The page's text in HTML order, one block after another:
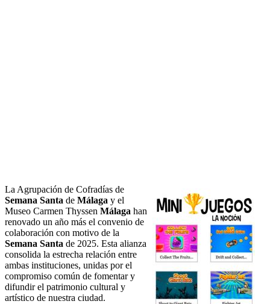
La Agrupación de Cofradías de
Semana Santa de Málaga y el
Museo Carmen Thyssen Málaga han
renovado un año más el convenio de
colaboración con motivo de la
Semana Santa de 2025. Esta alianza
consolida la estrecha relación entre
ambas instituciones, unidas por el
compromiso común de fomentar y
difundir el patrimonio cultural y
artístico de nuestra ciudad.